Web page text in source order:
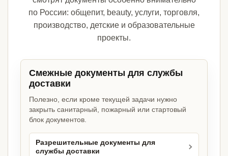
по России: общепит, beauty, услуги, торговля,
производство, детские и образовательные
проекты.
Смежные документы для службы
доставки
Полезно, если кроме текущей задачи нужно
закрыть санитарный, пожарный или стартовый
блок документов.
Разрешительные документы для
службы доставки